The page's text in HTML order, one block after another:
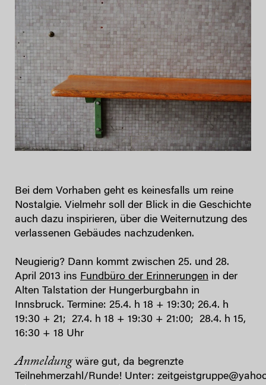
Bei dem Vorhaben geht es keinesfalls um reine
Nostalgie. Vielmehr soll der Blick in die Geschichte
auch dazu inspirieren, über die Weiternutzung des
verlassenen Gebäudes nachzudenken.
Neugierig? Dann kommt zwischen 25. und 28.
April 2013 ins Fundbüro der Erinnerungen in der
Alten Talstation der Hungerburgbahn in
Innsbruck. Termine: 25.4. h 18 + 19:30; 26.4. h
19:30 + 21; 27.4. h 18 + 19:30 + 21:00; 28.4. h 15,
16:30 + 18 Uhr
Anmeldungwäre gut, da begrenzte
Teilnehmerzahl/Runde! Unter: